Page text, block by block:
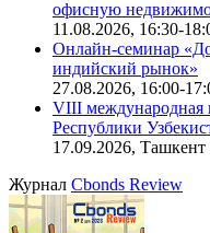
Ближайшие конференции
Онлайн-семинар
офисную
11.08.2026, 16:30-
Онлайн-семинар
индийский рынок»
VIII международная
Республики
17.09.2026, Ташкент